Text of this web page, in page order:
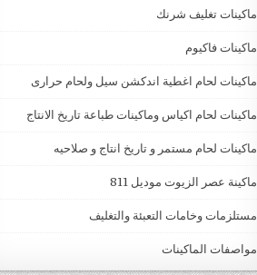
ماكينات تغليف شرنك
ماكينات فاكيوم
ماكينات لحام اغطية اندكشن سيل ولحام حرارى
ماكينات لحام اكياس وماكينات طباعة تاريخ الانتاج
ماكينات لحام مستمر و تاريخ انتاج و صلاحيه
ماكينة عصر الزيوت موديل 811
مستلزمات وخامات التعبئة والتغليف
مواصفات الماكينات